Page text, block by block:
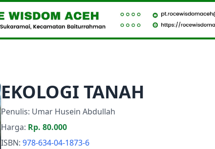
EKOLOGI TANAH
Penulis: Umar Husein Abdullah
Harga: Rp. 80.000
ISBN: 978-634-04-1873-6